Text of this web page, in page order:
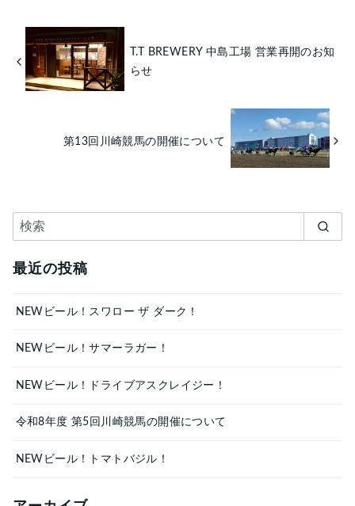
T.T BREWERY 中島工場 営業再開のお知
らせ
第13回川崎競馬の開催について
最近の投稿
NEWビール！スワロー ザ ダーク！
NEWビール！サマーラガー！
NEWビール！ドライブアスクレイジー！
令和8年度 第5回川崎競馬の開催について
NEWビール！トマトバジル！